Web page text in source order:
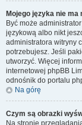
Mojego języka nie ma
Być może
językową albo nikt
administratora witryny
potrzebujesz. Jeśli
utworzyć. Więcej
internetowej phpBB
odnośnik do portalu
Na górę
Czym są obrazki
Na stronie